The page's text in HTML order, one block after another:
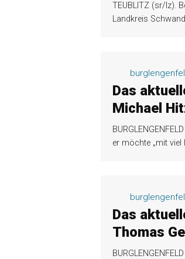
TEUBLITZ (sr/lz).
Landkreis
Das
Michael
er möchte „mit viel
Das
Thomas